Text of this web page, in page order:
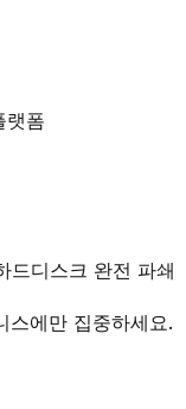
랫폼
드디스크 완전 파쇄
스에만 집중하세요.